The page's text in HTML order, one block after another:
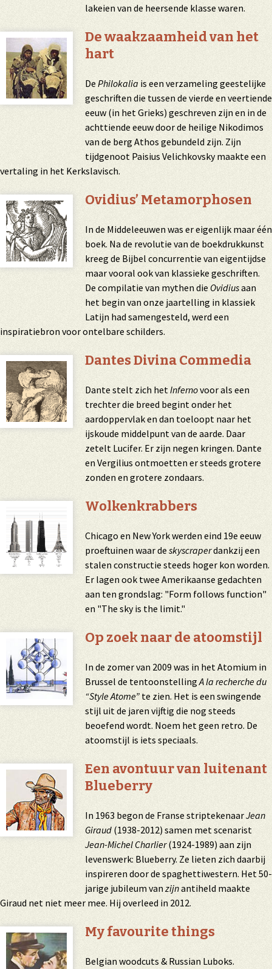
lakeien van de heersende klasse waren.
De waakzaamheid van het
hart
De Philokalia is een verzameling geestelijke
geschriften die tussen de vierde en veertiende
eeuw (in het Grieks) geschreven zijn en in de
achttiende eeuw door de heilige Nikodimos
van de berg Athos gebundeld zijn. Zijn
tijdgenoot Paisius Velichkovsky maakte een
vertaling in het Kerkslavisch.
Ovidius’ Metamorphosen
In de Middeleeuwen was er eigenlijk maar één
boek. Na de revolutie van de boekdrukkunst
kreeg de Bijbel concurrentie van eigentijdse
maar vooral ook van klassieke geschriften.
De compilatie van mythen die Ovidiusaan
het begin van onze jaartelling in klassiek
Latijn had samengesteld, werd een
inspiratiebron voor ontelbare schilders.
Dantes Divina Commedia
Dante stelt zich hetInfernovoor als een
trechter die breed begint onder het
aardoppervlak en dan toeloopt naar het
ijskoude middelpunt van de aarde. Daar
zetelt Lucifer. Er zijn negen kringen. Dante
en Vergilius ontmoetten er steeds grotere
zonden en grotere zondaars.
Wolkenkrabbers
Chicago en New York werden eind 19e eeuw
proeftuinen waar de skyscraperdankzij een
stalen constructie steeds hoger kon worden.
Er lagen ook twee Amerikaanse gedachten
aan ten grondslag: "Form follows function"
en "The sky is the limit."
Op zoek naar de atoomstijl
In de zomer van 2009 was in het Atomium in
Brussel de tentoonstellingA la recherche du
“Style Atome” te zien. Het is een swingende
stijl uit de jaren vijftig die nog steeds
beoefend wordt. Noem het geen retro. De
atoomstijl is iets speciaals.
Een avontuur van luitenant
Blueberry
In 1963 begon de Franse striptekenaarJean
Giraud (1938-2012) samen met scenarist
Jean-Michel Charlier(1924-1989) aan zijn
levenswerk: Blueberry. Ze lieten zich daarbij
inspireren door de spaghettiwestern. Het 50-
jarige jubileum vanzijnantiheld maakte
Giraud net niet meer mee. Hij overleed in 2012.
My favourite things
Belgian woodcuts & Russian Luboks.